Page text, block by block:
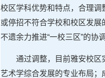
校区学科优势和特点，合理
或停招不符合学校和校区发展
不遗余力推进“一校三区”的协
通过调整，目前雅安校区
艺术学综合发展的专业布局